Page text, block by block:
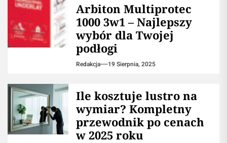
Arbiton Multiprotec
1000 3w1 – Najlepszy
wybór dla Twojej
podłogi
Redakcja 19 Sierpnia, 2025
Ile kosztuje lustro na
wymiar? Kompletny
przewodnik po cenach
w 2025 roku